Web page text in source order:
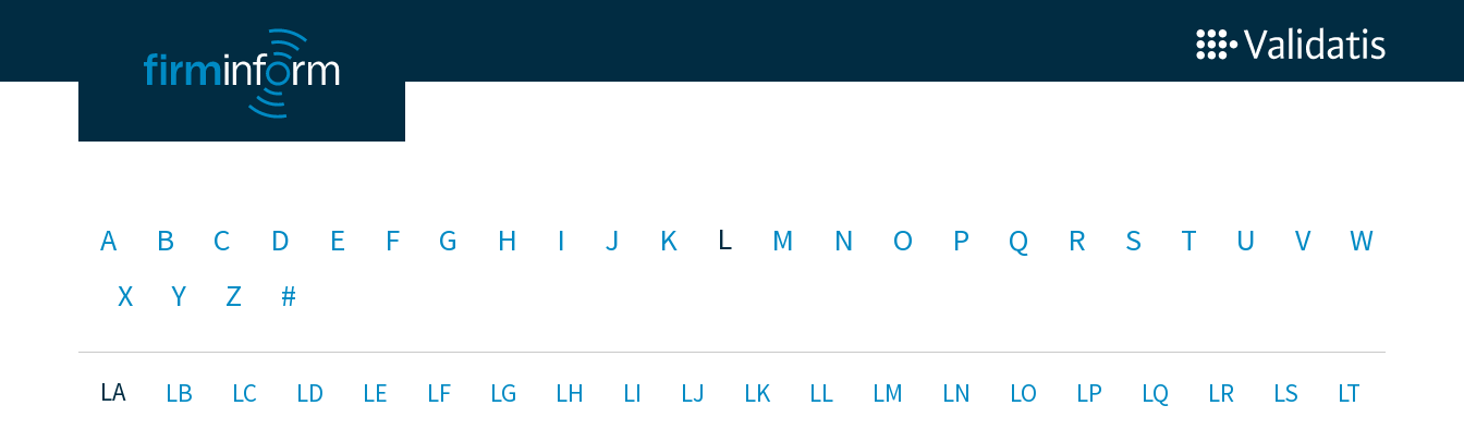
A B C D E F G H I J K L M N O P Q R S T U V
W
X
Y Z #
LA LB LC LD LE LF LG LH LI LJ LK LL LM LN LO LP LQ LR LS
LT